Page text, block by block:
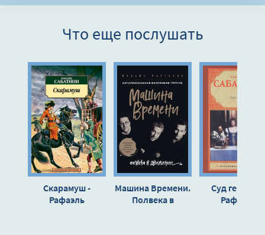
008_Rafael_Ch4
010_Rafael_Ch5_p2
011_Rafael_Ch6
012_Rafael_Ch7
013_Rafael_Ch8_p1
014_Rafael_Ch8_p2
015_Rafael_Ch9_p1
016_Rafael_Ch9_p2
Что еще послушать
Скарамуш -
Рафаэль
Машина Времени.
Полвека в
Суд герцога -
Рафаэль